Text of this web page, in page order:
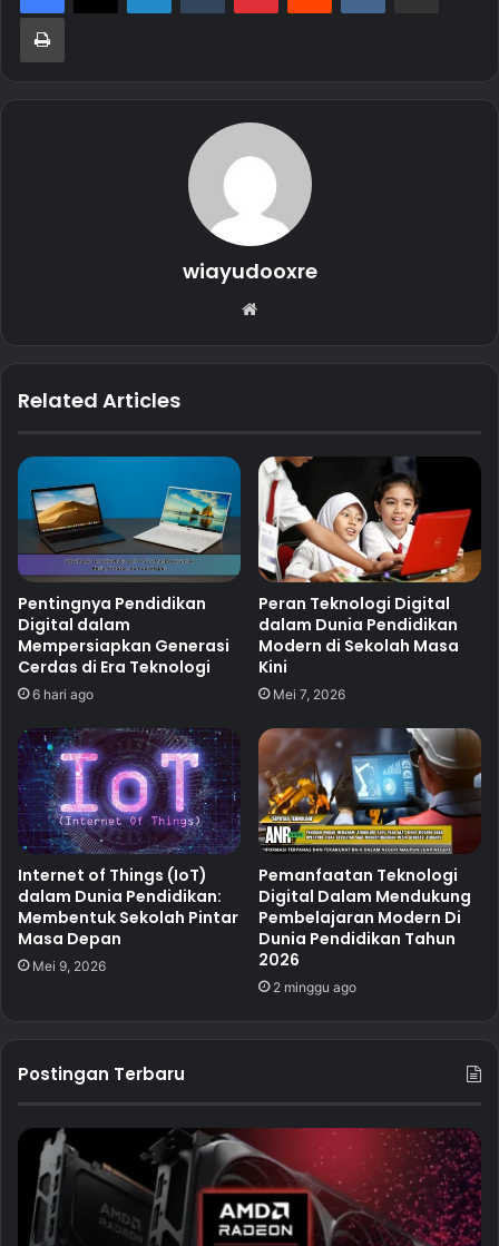
Print
wiayudooxre
Related Articles
Pentingnya Pendidikan
Digital dalam
Mempersiapkan Generasi
Cerdas di Era Teknologi
6 hari ago
Peran Teknologi Digital
dalam Dunia Pendidikan
Modern di Sekolah Masa
Kini
Mei 7, 2026
Internet of Things (IoT)
dalam Dunia Pendidikan:
Membentuk Sekolah Pintar
Masa Depan
Mei 9, 2026
Pemanfaatan Teknologi
Digital Dalam Mendukung
Pembelajaran Modern Di
Dunia Pendidikan Tahun
2026
2 minggu ago
Postingan Terbaru